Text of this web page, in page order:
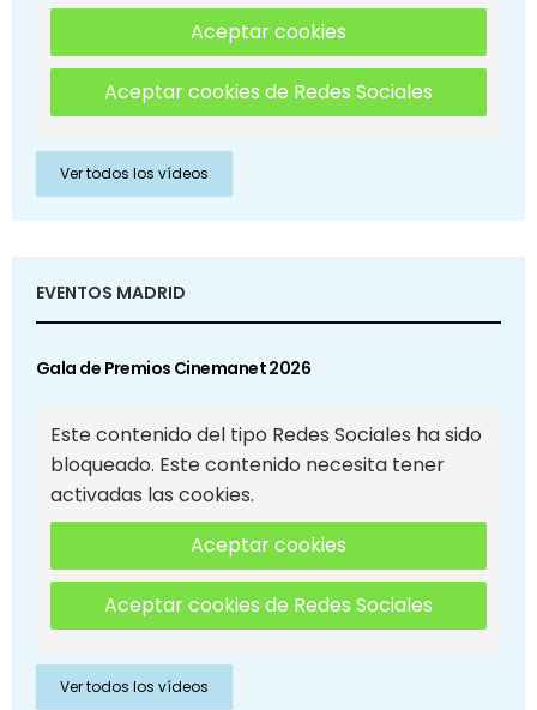
Aceptar cookies
Aceptar cookies de Redes Sociales
Ver todos los vídeos
EVENTOS MADRID
Gala de Premios Cinemanet 2026
Este contenido del tipo Redes Sociales ha sido
bloqueado. Este contenido necesita tener
activadas las cookies.
Aceptar cookies
Aceptar cookies de Redes Sociales
Ver todos los vídeos